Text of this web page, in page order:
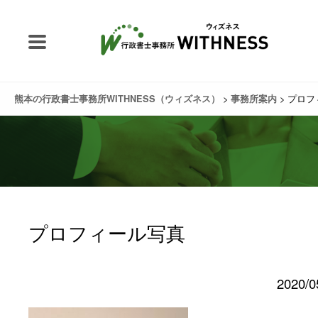
熊本の行政書士事務所WITHNESS（ウィズネス） > 事務所案内 > プロ
プロフィール写真
2020/